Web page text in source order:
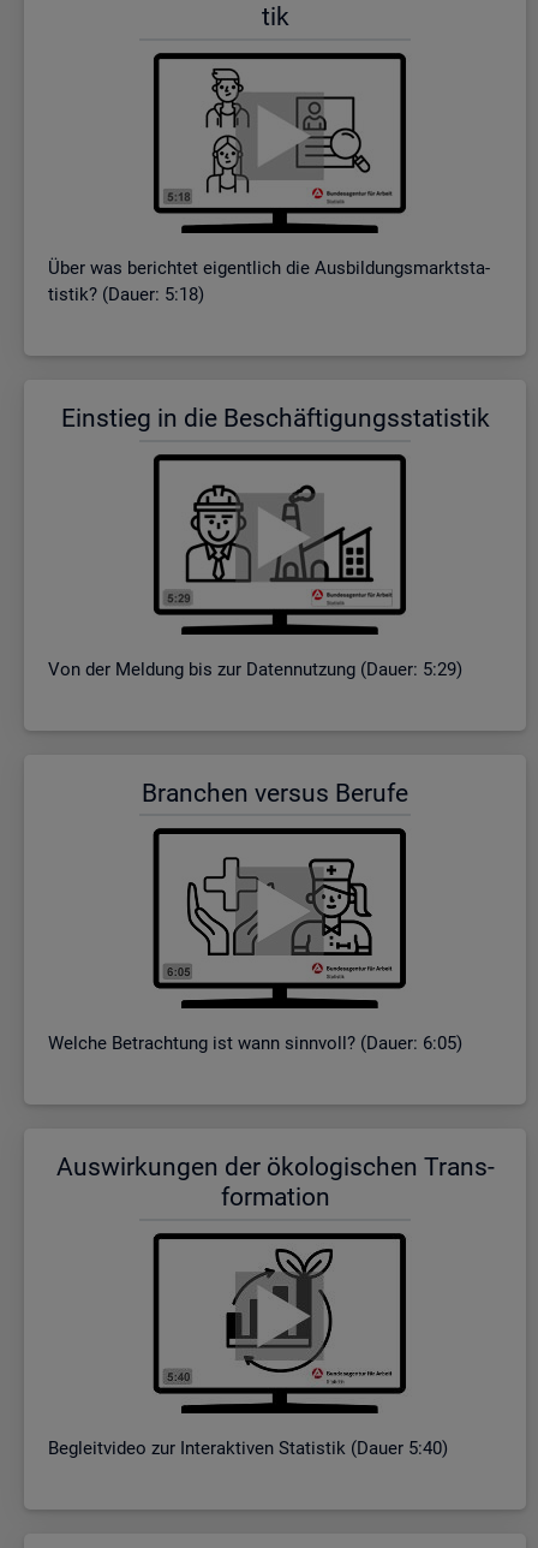
tik
Über was be­rich­tet ei­gent­lich die Aus­bil­dungs­markt­sta­
tis­tik? (Dauer: 5:18)
Ein­stieg in die Be­schäf­ti­gungs­sta­tis­tik
Von der Mel­dung bis zur Da­ten­nut­zung (Dauer: 5:29)
Bran­chen ver­sus Be­ru­fe
Wel­che Be­trach­tung ist wann sinn­voll? (Dauer: 6:05)
Aus­wir­kun­gen der öko­lo­gi­schen Trans­
for­ma­ti­on
Be­gleit­vi­deo zur In­ter­ak­ti­ven Sta­tis­tik (Dauer 5:40)